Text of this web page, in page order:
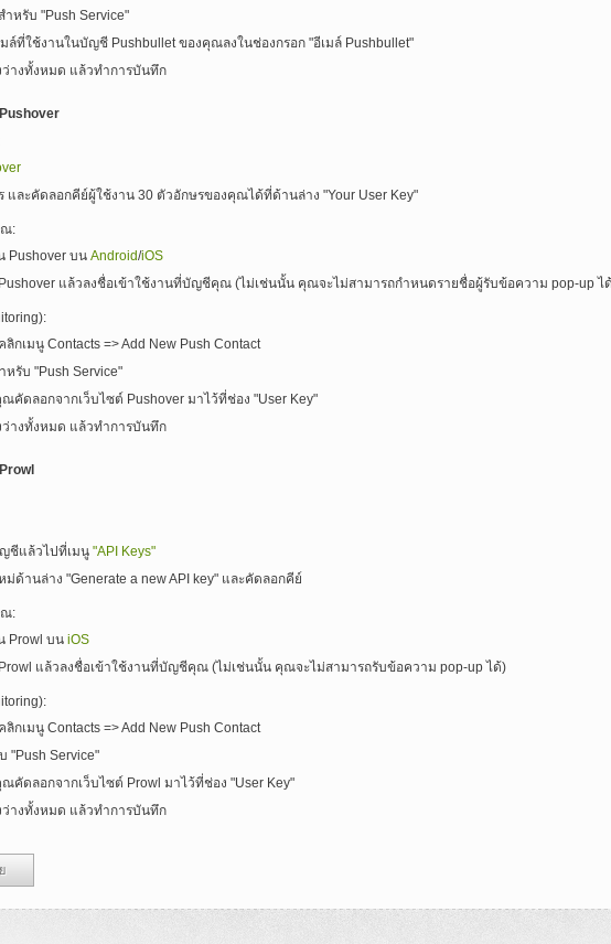
ำหรับ "Push Service"
ล์ที่ใช้งานในบัญชี Pushbullet ของคุณลงในช่องกรอก "อีเมล์ Pushbullet"
างทั้งหมด แล้วทำการบันทึก
และคัดลอกคีย์ผู้ใช้งาน 30 ตัวอักษรของคุณได้ที่ด้านล่าง "Your User Key"
ณ:
Pushover บน Android/iOS
แล้วลงชื่อเข้าใช้งานที่บัญชีคุณ (ไม่เช่นนั้น คุณจะไม่สามารถกำหนดรายชื่อผู้รับข้อความ pop-up ไ
กเมนู Contacts => Add New Push Contact
หรับ "Push Service"
คัดลอกจากเว็บไซต์ Pushover มาไว้ที่ช่อง "User Key"
างทั้งหมด แล้วทำการบันทึก
ชีแล้วไปที่เมนู "API Keys"
ม่ด้านล่าง "Generate a new API key" และคัดลอกคีย์
ณ:
Prowl บน iOS
แล้วลงชื่อเข้าใช้งานที่บัญชีคุณ (ไม่เช่นนั้น คุณจะไม่สามารถรับข้อความ pop-up ได้)
กเมนู Contacts => Add New Push Contact
"Push Service"
คัดลอกจากเว็บไซต์ Prowl มาไว้ที่ช่อง "User Key"
างทั้งหมด แล้วทำการบันทึก